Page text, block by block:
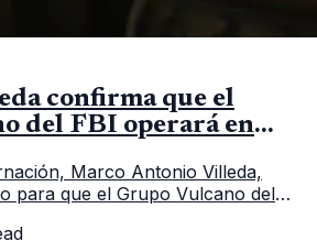
confirma que el
del FBI operará en
Marco Antonio Villeda,
para que el Grupo Vulcano del